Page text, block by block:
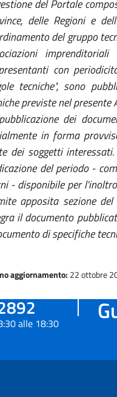
del Portale
delle Regioni e dell'
del gruppo
con
tecniche", sono
previste nel presente
dei
in forma
dei soggetti
del periodo -
- disponibile per
apposita sezione
il documento
di specifiche
aggiornamento: 22 ottobre
alle 18:30